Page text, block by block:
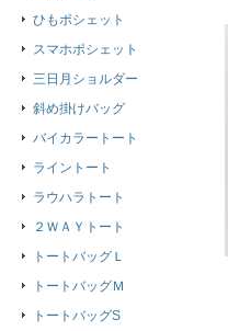
ひもポシェット
スマホポシェット
三日月ショルダー
斜め掛けバッグ
バイカラートート
ライントート
ラウハラトート
２ＷＡＹトート
トートバッグＬ
トートバッグＭ
トートバッグS